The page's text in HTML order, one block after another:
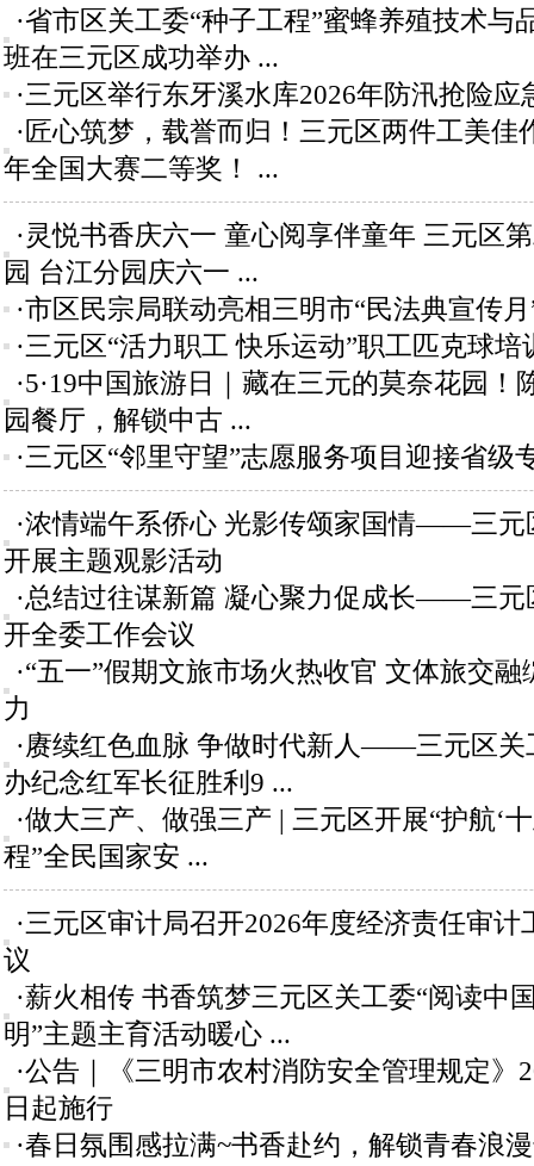
·省市区关工委“种子工程”蜜蜂养殖技术与
班在三元区成功举办 ...
·三元区举行东牙溪水库2026年防汛抢险应
·匠心筑梦，载誉而归！三元区两件工美佳
年全国大赛二等奖！ ...
·灵悦书香庆六一 童心阅享伴童年 三元区
园 台江分园庆六一 ...
·市区民宗局联动亮相三明市“民法典宣传
·三元区“活力职工 快乐运动”职工匹克球培
·5·19中国旅游日｜藏在三元的莫奈花园！
园餐厅，解锁中古 ...
·三元区“邻里守望”志愿服务项目迎接省级
·浓情端午系侨心 光影传颂家国情——三元
开展主题观影活动
·总结过往谋新篇 凝心聚力促成长——三元
开全委工作会议
·“五一”假期文旅市场火热收官 文体旅交融
力
·赓续红色血脉 争做时代新人——三元区关
办纪念红军长征胜利9 ...
·做大三产、做强三产 | 三元区开展“护航‘
程”全民国家安 ...
·三元区审计局召开2026年度经济责任审计
议
·薪火相传 书香筑梦三元区关工委“阅读中
明”主题主育活动暖心 ...
·公告｜《三明市农村消防安全管理规定》
日起施行
·春日氛围感拉满~书香赴约，解锁青春浪